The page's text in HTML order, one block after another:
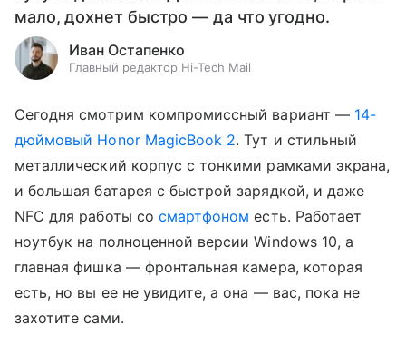
мало, дохнет быстро — да что угодно.
Иван Остапенко
Главный редактор Hi-Tech Mail
Сегодня смотрим компромиссный вариант — 14-
дюймовый Honor MagicBook 2. Тут и стильный
металлический корпус с тонкими рамками экрана,
и большая батарея с быстрой зарядкой, и даже
NFC для работы со смартфоном есть. Работает
ноутбук на полноценной версии Windows 10, а
главная фишка — фронтальная камера, которая
есть, но вы ее не увидите, а она — вас, пока не
захотите сами.